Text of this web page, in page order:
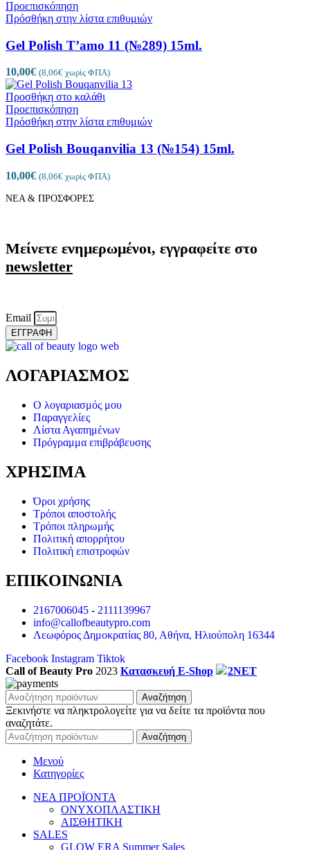
Προεπισκόπηση
Πρόσθήκη στην λίστα επιθυμιών
Gel Polish T’amo 11 (№289) 15ml.
10,00€ (8,06€ χωρίς ΦΠΑ)
Προσθήκη στο καλάθι
Προεπισκόπηση
Πρόσθήκη στην λίστα επιθυμιών
Gel Polish Bouqanvilia 13 (№154) 15ml.
10,00€ (8,06€ χωρίς ΦΠΑ)
ΝΕΑ & ΠΡΟΣΦΟΡΕΣ
Μείνετε ενημερωμένοι, εγγραφείτε στο
newsletter
Email
ΕΓΓΡΑΦΗ
ΛΟΓΑΡΙΑΣΜΟΣ
Ο λογαριασμός μου
Παραγγελίες
Λίστα Αγαπημένων
Πρόγραμμα επιβράβευσης
ΧΡΗΣΙΜΑ
Όροι χρήσης
Τρόποι αποστολής
Τρόποι πληρωμής
Πολιτική απορρήτου
Πολιτική επιστροφών
ΕΠΙΚΟΙΝΩΝΙΑ
2167006045 - 2111139967
info@callofbeautypro.com
Λεωφόρος Δημοκρατίας 80, Αθήνα, Ηλιούπολη 16344
Facebook Instagram Tiktok
Call of Beauty Pro 2023 Κατασκευή E-Shop 2NET
Αναζήτηση
Ξεκινήστε να πληκτρολογείτε για να δείτε τα προϊόντα που
αναζητάτε.
Αναζήτηση
Μενού
Κατηγορίες
ΝΕΑ ΠΡΟΪΟΝΤΑ
ΟΝΥΧΟΠΛΑΣΤΙΚΗ
ΑΙΣΘΗΤΙΚΗ
SALES
GLOW ERA Summer Sales